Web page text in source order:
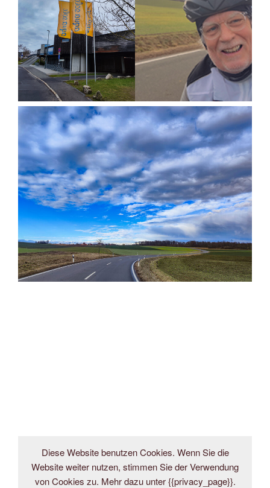
Diese Website benutzen Cookies. Wenn Sie die
Website weiter nutzen, stimmen Sie der Verwendung
von Cookies zu. Mehr dazu unter {{privacy_page}}.